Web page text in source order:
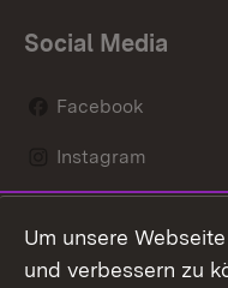
Social Media
Facebook
Instagram
Social Wall
Um unsere
und verbessern zu